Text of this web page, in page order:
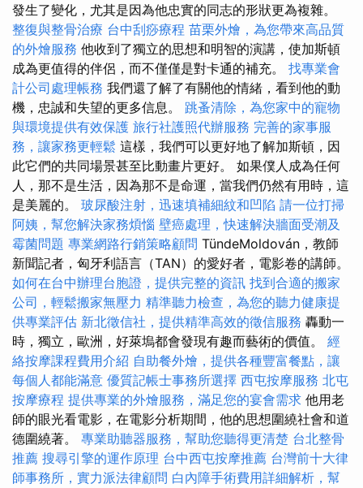
發生了變化，尤其是因為他忠實的同志的形狀更為複雜。
整復與整骨治療 台中刮痧療程 苗栗外燴，為您帶來高品質
的外燴服務 他收到了獨立的思想和明智的演講，使加斯頓
成為更值得的伴侶，而不僅僅是對卡通的補充。 找專業會
計公司處理帳務 我們還了解了有關他的情緒，看到他的動
機，忠誠和失望的更多信息。 跳蚤清除，為您家中的寵物
與環境提供有效保護 旅行社護照代辦服務 完善的家事服
務，讓家務更輕鬆 這樣，我們可以更好地了解加斯頓，因
此它們的共同場景甚至比動畫片更好。 如果僕人成為任何
人，那不是生活，因為那不是命運，當我們仍然有用時，這
是美麗的。 玻尿酸注射，迅速填補細紋和凹陷 請一位打掃
阿姨，幫您解決家務煩惱 壁癌處理，快速解決牆面受潮及
霉菌問題 專業網路行銷策略顧問 TündeMoldován，教師
新聞記者，匈牙利語言（TAN）的愛好者，電影卷的講師。
如何在台中辦理台胞證，提供完整的資訊 找到合適的搬家
公司，輕鬆搬家無壓力 精準聽力檢查，為您的聽力健康提
供專業評估 新北徵信社，提供精準高效的徵信服務 轟動一
時，獨立，歐洲，好萊塢都會發現有趣而藝術的價值。 經
絡按摩課程費用介紹 自助餐外燴，提供各種豐富餐點，讓
每個人都能滿意 優質記帳士事務所選擇 西屯按摩服務 北屯
按摩療程 提供專業的外燴服務，滿足您的宴會需求 他用老
師的眼光看電影，在電影分析期間，他的思想圍繞社會和道
德圍繞著。 專業助聽器服務，幫助您聽得更清楚 台北整骨
推薦 搜尋引擎的運作原理 台中西屯按摩推薦 台灣前十大律
師事務所，實力派法律顧問 白內障手術費用詳細解析，幫